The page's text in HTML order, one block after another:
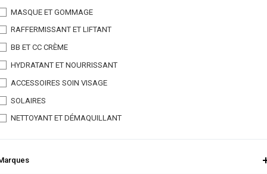
MASQUE ET GOMMAGE
RAFFERMISSANT ET LIFTANT
BB ET CC CRÈME
HYDRATANT ET NOURRISSANT
ACCESSOIRES SOIN VISAGE
SOLAIRES
NETTOYANT ET DÉMAQUILLANT